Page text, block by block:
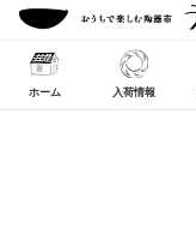
ホーム 入荷情報